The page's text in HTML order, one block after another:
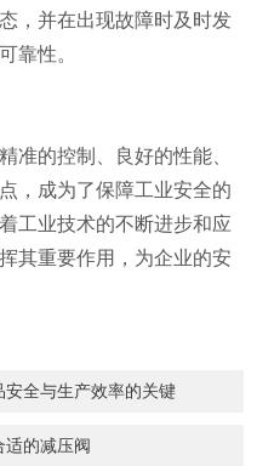
，并在出现故障时及时发
靠性。
的控制、良好的性能、
，成为了保障工业安全的
工业技术的不断进步和应
其重要作用，为企业的安
全与生产效率的关键
适的减压阀